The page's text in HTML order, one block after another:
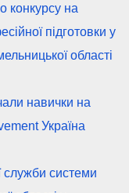
конкурсу на
підготовки у
області
навички на
Україна
служби системи